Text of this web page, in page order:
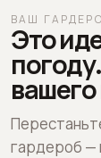
ВАШ
Это
гардероб —